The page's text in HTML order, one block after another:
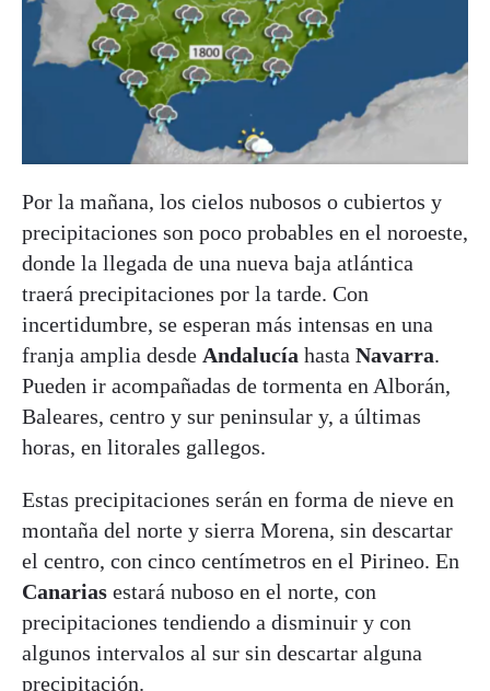
Por la mañana, los cielos nubosos o cubiertos y
precipitaciones son poco probables en el noroeste,
donde la llegada de una nueva baja atlántica
traerá precipitaciones por la tarde. Con
incertidumbre, se esperan más intensas en una
franja amplia desde Andalucía hasta Navarra.
Pueden ir acompañadas de tormenta en Alborán,
Baleares, centro y sur peninsular y, a últimas
horas, en litorales gallegos.
Estas precipitaciones serán en forma de nieve en
montaña del norte y sierra Morena, sin descartar
el centro, con cinco centímetros en el Pirineo. En
Canarias estará nuboso en el norte, con
precipitaciones tendiendo a disminuir y con
algunos intervalos al sur sin descartar alguna
precipitación.